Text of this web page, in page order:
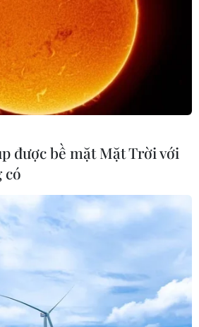
AstraZeneca
được bề mặt Mặt Trời với
có